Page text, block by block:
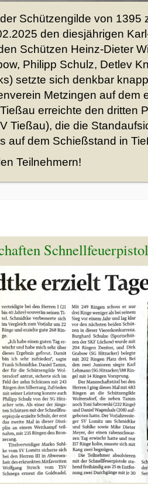
Schützengilde von 1395
den diesjährigen
Schützen Heinz-Dieter
Philipp Schulz, Detlev
setzte sich denkbar
Metzingen auf dem
erreichte den dritten
Tießau), die die
auf dem Schießstand in
Teilnehmern!